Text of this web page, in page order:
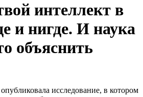
интеллект в
и нигде. И наука
объяснить
исследование, в котором